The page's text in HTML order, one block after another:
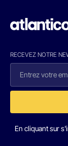
RECEVEZ NOTRE
En cliquant sur